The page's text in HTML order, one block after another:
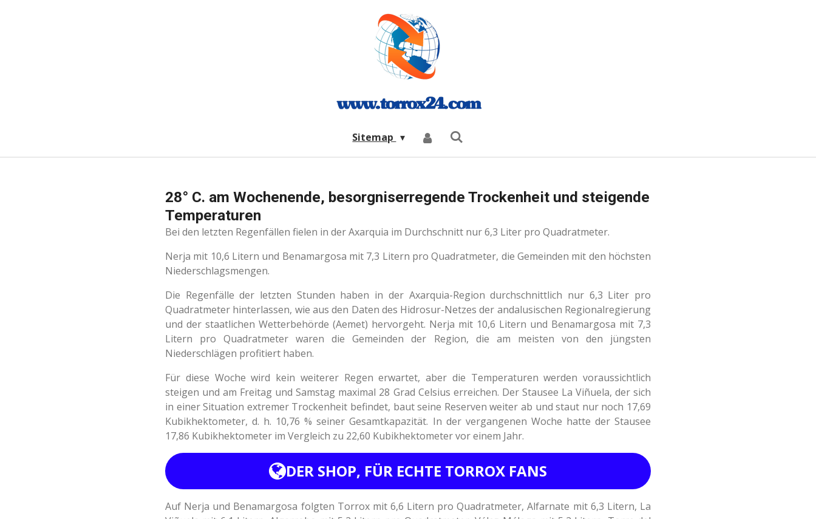
Sitemap
28° C. am Wochenende, besorgniserregende Trockenheit und steigende
Temperaturen
Bei den letzten Regenfällen fielen in der Axarquia im Durchschnitt nur 6,3 Liter pro Quadratmeter.
Nerja mit 10,6 Litern und Benamargosa mit 7,3 Litern pro Quadratmeter, die Gemeinden mit den höchsten
Niederschlagsmengen.
Die Regenfälle der letzten Stunden haben in der Axarquia-Region durchschnittlich nur 6,3 Liter pro
Quadratmeter hinterlassen, wie aus den Daten des Hidrosur-Netzes der andalusischen Regionalregierung
und der staatlichen Wetterbehörde (Aemet) hervorgeht. Nerja mit 10,6 Litern und Benamargosa mit 7,3
Litern pro Quadratmeter waren die Gemeinden der Region, die am meisten von den jüngsten
Niederschlägen profitiert haben.
Für diese Woche wird kein weiterer Regen erwartet, aber die Temperaturen werden voraussichtlich
steigen und am Freitag und Samstag maximal 28 Grad Celsius erreichen. Der Stausee La Viñuela, der sich
in einer Situation extremer Trockenheit befindet, baut seine Reserven weiter ab und staut nur noch 17,69
Kubikhektometer, d. h. 10,76 % seiner Gesamtkapazität. In der vergangenen Woche hatte der Stausee
17,86 Kubikhektometer im Vergleich zu 22,60 Kubikhektometer vor einem Jahr.
DER SHOP, FÜR ECHTE TORROX FANS
Auf Nerja und Benamargosa folgten Torrox mit 6,6 Litern pro Quadratmeter, Alfarnate mit 6,3 Litern, La